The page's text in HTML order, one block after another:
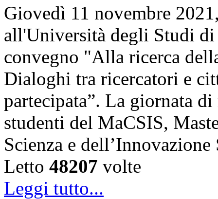
Giovedì 11 novembre
all'Università degli Studi
convegno "Alla ricerca
Dialoghi tra ricercatori e
partecipata”. La giornata
studenti del MaCSIS,
Scienza e
Letto 48207 volte
Leggi tutto...